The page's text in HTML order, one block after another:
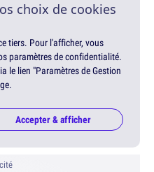
choix de cookies
tiers. Pour l'afficher, vous
paramètres de confidentialité.
le lien "Paramètres de Gestion
Accepter & afficher